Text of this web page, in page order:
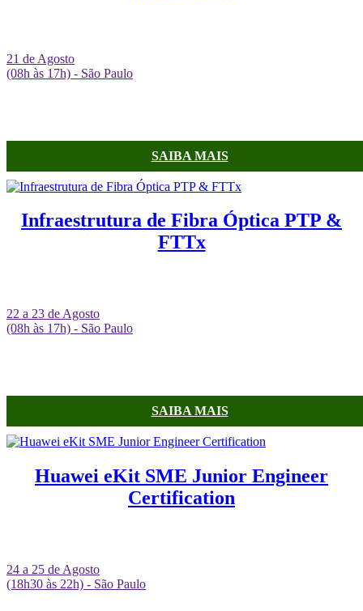
21 de Agosto
(08h às 17h) - São Paulo
SAIBA MAIS
Infraestrutura de Fibra Óptica PTP &
FTTx
22 a 23 de Agosto
(08h às 17h) - São Paulo
SAIBA MAIS
Huawei eKit SME Junior Engineer
Certification
24 a 25 de Agosto
(18h30 às 22h) - São Paulo